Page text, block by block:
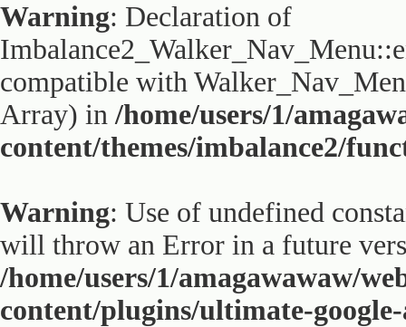
Warning: Declaration of
compatible with
Array) in/home/users/1/
content/themes/imbalance2/
Warning: Use of undefined
will throw an Error in a future
/home/users/1/amagawawaw/
content/plugins/ultimate-